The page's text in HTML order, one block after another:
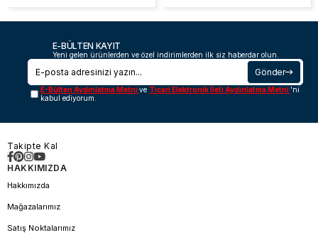
E-BÜLTEN KAYIT
Yeni gelen ürünlerden ve özel indirimlerden ilk siz haberdar olun.
Gönder
E-Bülten Aydınlatma Metnive Ticari Elektronik İleti Aydınlatma Metni 'ni
kabul ediyorum.
Takipte Kal
HAKKIMIZDA
Hakkımızda
Mağazalarımız
Satış Noktalarımız